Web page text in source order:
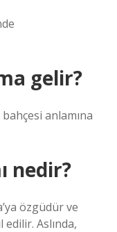
gelir?
anlamına
nedir?
özgüdür ve
Aslında,